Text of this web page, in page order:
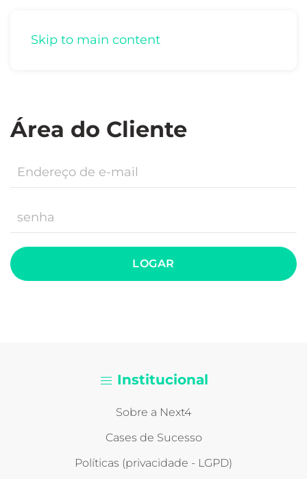
Skip to main content
Área do Cliente
Institucional
Sobre a Next4
Cases de Sucesso
Políticas (privacidade - LGPD)